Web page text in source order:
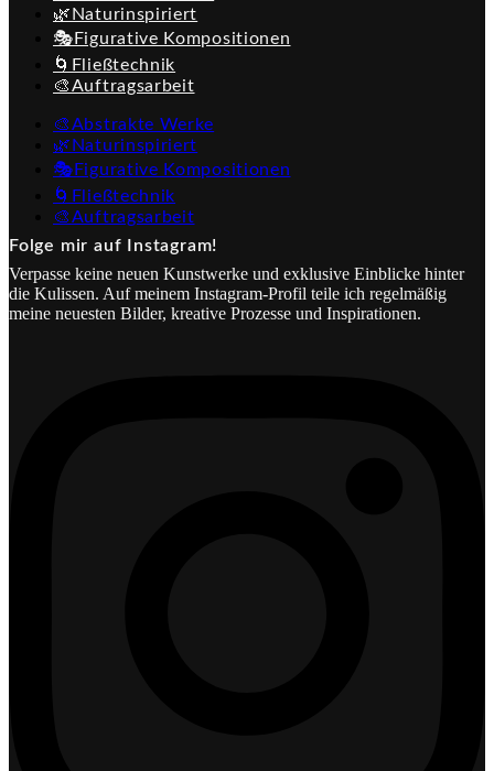
🌿Naturinspiriert
🎭Figurative Kompositionen
🌀Fließtechnik
🎨Auftragsarbeit
🎨Abstrakte Werke
🌿Naturinspiriert
🎭Figurative Kompositionen
🌀Fließtechnik
🎨Auftragsarbeit
Folge mir auf Instagram!
Verpasse keine neuen Kunstwerke und exklusive Einblicke hinter
die Kulissen. Auf meinem Instagram-Profil teile ich regelmäßig
meine neuesten Bilder, kreative Prozesse und Inspirationen.